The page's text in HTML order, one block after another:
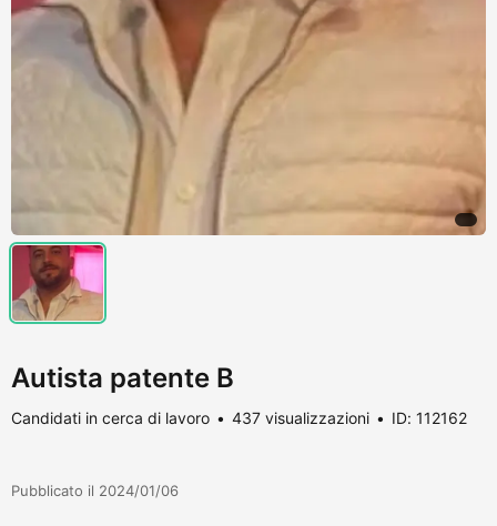
Autista patente B
Candidati in cerca di lavoro 437 visualizzazioni ID: 112162
Pubblicato il 2024/01/06